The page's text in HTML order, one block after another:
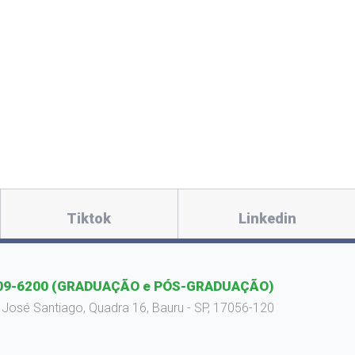
Tiktok Linkedin
6200 (GRADUAÇÃO e PÓS-GRADUAÇÃO)
José Santiago, Quadra 16, Bauru - SP, 17056-120